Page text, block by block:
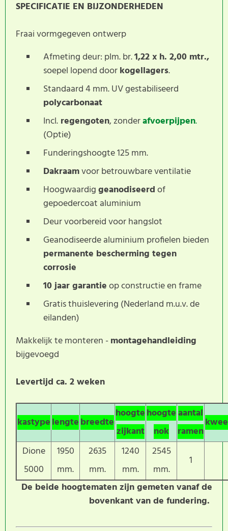
SPECIFICATIE EN BIJZONDERHEDEN
Fraai vormgegeven ontwerp
Afmeting deur: plm. br.1,22 x h. 2,00 mtr.,
soepel lopend doorkogellagers.
Standaard 4 mm. UV gestabiliseerd
polycarbonaat
Incl. regengoten, zonderafvoerpijpen.
(Optie)
Funderingshoogte 125 mm.
Dakraamvoor betrouwbare ventilatie
Hoogwaardiggeanodiseerdof
gepoedercoat aluminium
Deur voorbereid voor hangslot
Geanodiseerde aluminium profielen bieden
permanente bescherming tegen
corrosie
10 jaar garantieop constructie en frame
Gratis thuislevering (Nederland m.u.v. de
eilanden)
Makkelijk te monteren -montagehandleiding
bijgevoegd
Levertijd ca. 2 weken
kastypelengtebreedte
hoogte
zijkant
hoogte
nok
aantal
ramen
Dione
5000
1950
mm.
2635
mm.
1240
mm.
2545
mm.
1
De beide hoogtematen zijn gemeten vanaf de
bovenkant van de fundering.